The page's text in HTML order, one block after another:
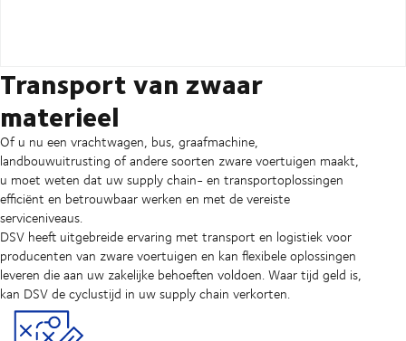
Transport van zwaar
materieel
Of u nu een vrachtwagen, bus, graafmachine,
landbouwuitrusting of andere soorten zware voertuigen maakt,
u moet weten dat uw supply chain- en transportoplossingen
efficiënt en betrouwbaar werken en met de vereiste
serviceniveaus.
DSV heeft uitgebreide ervaring met transport en logistiek voor
producenten van zware voertuigen en kan flexibele oplossingen
leveren die aan uw zakelijke behoeften voldoen. Waar tijd geld is,
kan DSV de cyclustijd in uw supply chain verkorten.